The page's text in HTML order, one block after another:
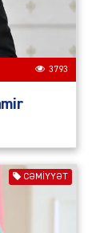
3793
CƏMIYYƏT